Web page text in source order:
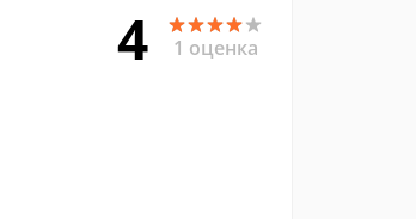
4 1 оценка